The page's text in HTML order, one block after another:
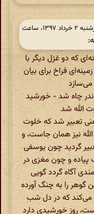
در ‫۸ سال و ۲ ماه قبل، چهارشنبه ۲ خرداد ۱۳۹۷، ساعت
که دو غزل دیگر با
فراخ برای بیان
می‌‌سازد
چاه شد - خورشید
الله شد
تعبیر شد که خلوت
نیز همان جاست، و
گردید چون یوسفی
و چون مغزی در
آگاه گردد گویی
گوهر را به چنگ آورده
می‌‌کند که در دل شب
روز خورشیدی دارد